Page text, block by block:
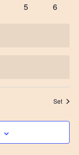
0
5
0
6
Set